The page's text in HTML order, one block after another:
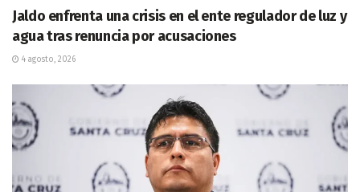
Jaldo enfrenta una crisis en el ente regulador de luz y
agua tras renuncia por acusaciones
4 agosto, 2026